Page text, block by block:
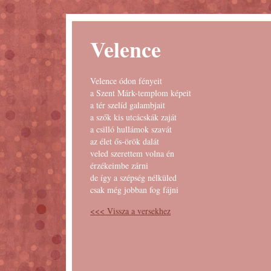
Velence
Velence ódon fényeit
a Szent Márk-templom képeit
a tér szelíd galambjait
a szők kis utcácskák zaját
a csilló hullámok szavát
az élet ős-örök dalát
veled szerettem volna én
érzékeimbe zárni
de így a szépség nélküled
csak még jobban fog fájni
<<< Vissza a versekhez